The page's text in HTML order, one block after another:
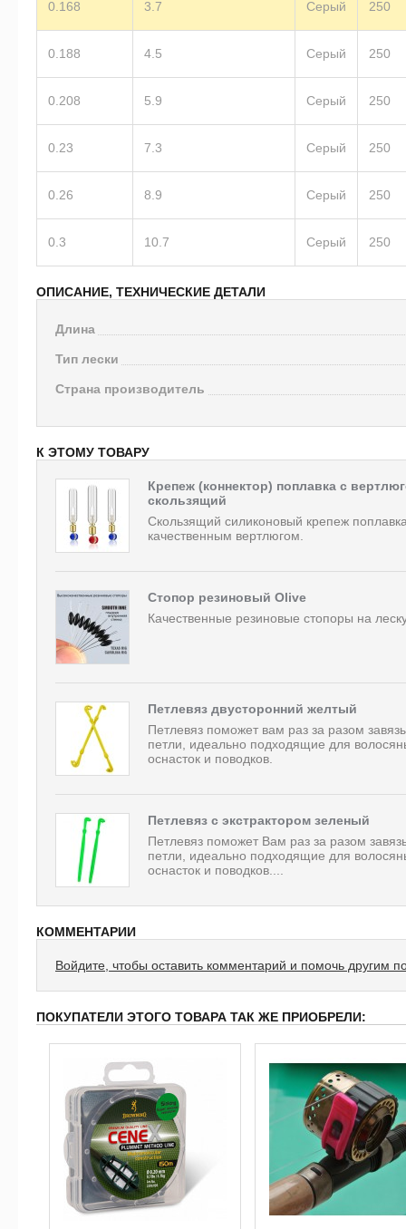
0.168 3.7 Серый 250
0.188 4.5 Серый 250
0.208 5.9 Серый 250
0.23 7.3 Серый 250
0.26 8.9 Серый 250
0.3 10.7 Серый 250
ОПИСАНИЕ, ТЕХНИЧЕСКИЕ ДЕТАЛИ
Длина
Тип лески
Страна производитель
К ЭТОМУ ТОВАРУ
Крепеж (коннектор) поплавка с
скользящий
Скользящий силиконовый крепеж
качественным вертлюгом.
Стопор резиновый Olive
Качественные резиновые стопоры на
Петлевяз двусторонний желтый
Петлевяз поможет вам раз за разом
петли, идеально подходящие для
оснасток и поводков.
Петлевяз с экстрактором зеленый
Петлевяз поможет Вам раз за разом
петли, идеально подходящие для
оснасток и поводков....
КОММЕНТАРИИ
Войдите, чтобы оставить комментарий и помочь другим
ПОКУПАТЕЛИ ЭТОГО ТОВАРА ТАК ЖЕ ПРИОБРЕЛИ: